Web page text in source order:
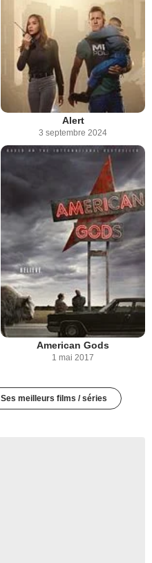
Alert
3 septembre 2024
American Gods
1 mai 2017
Ses meilleurs films / séries